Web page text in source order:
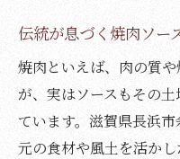
伝統が息づく焼肉ソー
焼肉といえば、肉の質
が、実はソースもその
ています。滋賀県長浜
元の食材や風土を活か